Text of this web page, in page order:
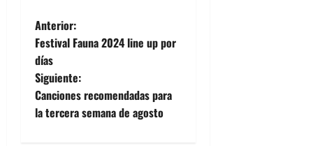
N
a
v
e
Anterior:
Festival Fauna 2024 line up por
días
Siguiente:
Canciones recomendadas para
la tercera semana de agosto